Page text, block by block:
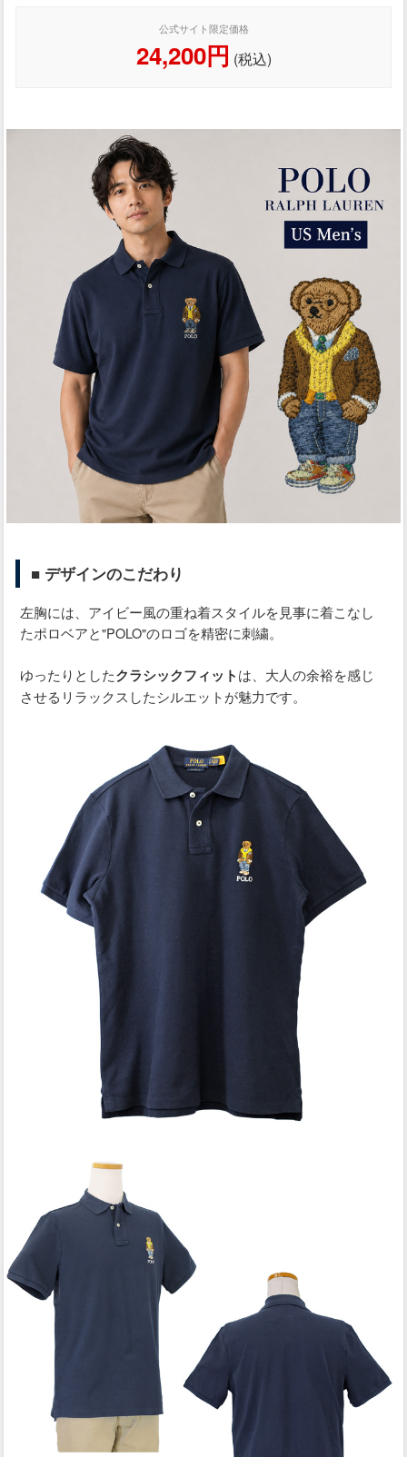
公式サイト限定価格
24,200円 (税込)
■ デザインのこだわり
左胸には、アイビー風の重ね着スタイルを見事に着こなし
たポロベアと"POLO"のロゴを精密に刺繍。
ゆったりとしたクラシックフィット は、大人の余裕を感じ
させるリラックスしたシルエットが魅力です。